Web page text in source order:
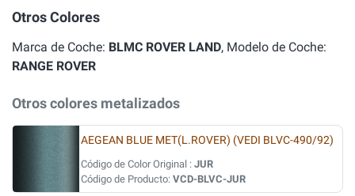
Otros Colores
Marca de Coche: BLMC ROVER LAND, Modelo de Coche:
RANGE ROVER
Otros colores metalizados
AEGEAN BLUE MET(L.ROVER) (VEDI BLVC-490/92)
Código de Color Original : JUR
Código de Producto: VCD-BLVC-JUR